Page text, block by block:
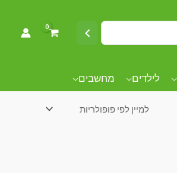
לילדים מחשבים